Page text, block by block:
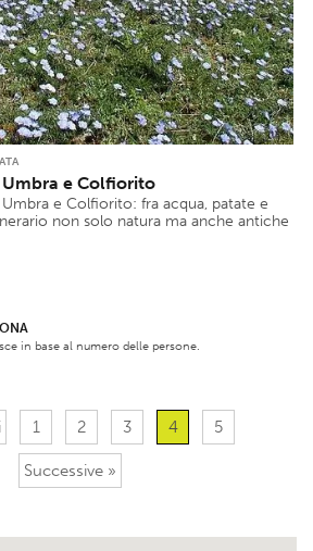
e Colfiorito
e Colfiorito: fra acqua, patate e
non solo natura ma anche antiche
in base al numero delle persone.
1 2 3 4 5
Successive »